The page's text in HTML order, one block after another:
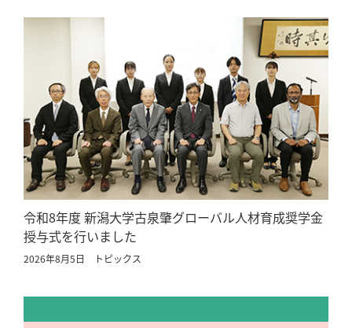
令和8年度 新潟大学古泉肇グローバル人材育成奨学金
授与式を行いました
2026年8月5日 トピックス